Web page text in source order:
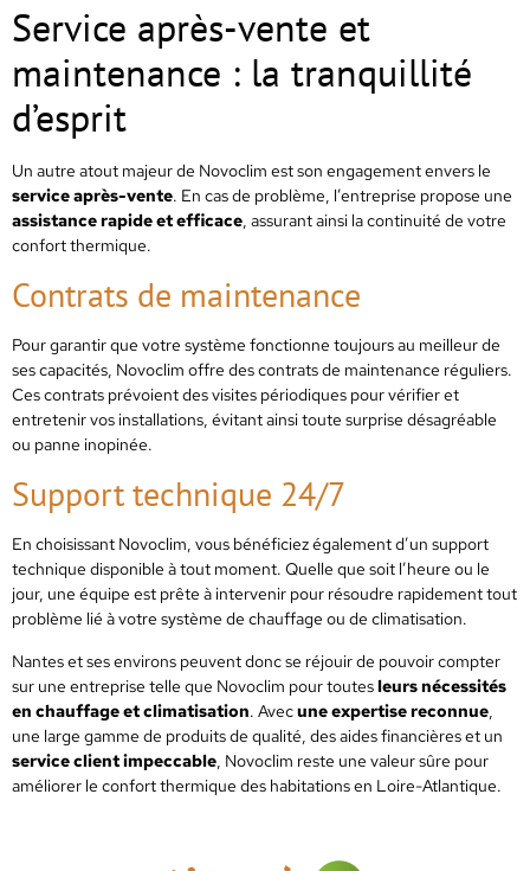
Service après-vente et
maintenance : la tranquillité
d’esprit
Un autre atout majeur de Novoclim est son engagement envers le
service après-vente. En cas de problème, l’entreprise propose une
assistance rapide et efficace, assurant ainsi la continuité de votre
confort thermique.
Contrats de maintenance
Pour garantir que votre système fonctionne toujours au meilleur de
ses capacités, Novoclim offre des contrats de maintenance réguliers.
Ces contrats prévoient des visites périodiques pour vérifier et
entretenir vos installations, évitant ainsi toute surprise désagréable
ou panne inopinée.
Support technique 24/7
En choisissant Novoclim, vous bénéficiez également d’un support
technique disponible à tout moment. Quelle que soit l’heure ou le
jour, une équipe est prête à intervenir pour résoudre rapidement tout
problème lié à votre système de chauffage ou de climatisation.
Nantes et ses environs peuvent donc se réjouir de pouvoir compter
sur une entreprise telle que Novoclim pour toutesleurs nécessités
en chauffage et climatisation. Avecune expertise reconnue,
une large gamme de produits de qualité, des aides financières et un
service client impeccable, Novoclim reste une valeur sûre pour
améliorer le confort thermique des habitations en Loire-Atlantique.